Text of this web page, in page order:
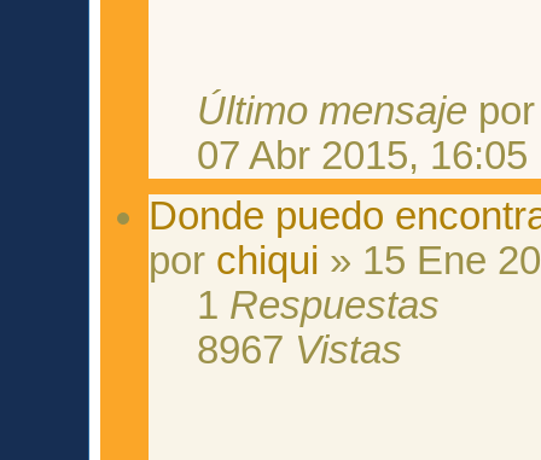
Último mensaje
07 Abr 2015, 16:05
Donde puedo
por chiqui » 15 Ene
1 Respuestas
8967 Vistas